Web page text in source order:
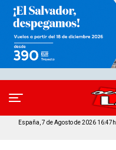
España, 7 de Agosto de 2026 16:47h